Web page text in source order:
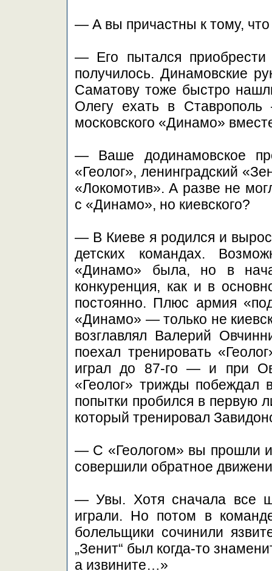
— А вы причастны к тому,
— Его пытался
получилось. Динамовские
Саматову тоже быстро
Олегу ехать в
московского «Динамо»
— Ваше додинамовское
«Геолог», ленинградский
«Локомотив». А разве не
с «Динамо», но киевского?
— В Киеве я родился и
детских командах.
«Динамо» была, но в
конкуренция, как и в
постоянно. Плюс армия
«Динамо» — только не
возглавлял Валерий
поехал тренировать
играл до 87-го — и при
«Геолог» трижды побеждал
попытки пробился в первую
который тренировал
— С «Геологом» вы прошли
совершили обратное
— Увы. Хотя сначала все
играли. Но потом в
болельщики сочинили
„Зенит“ был когда-то
а извините…»